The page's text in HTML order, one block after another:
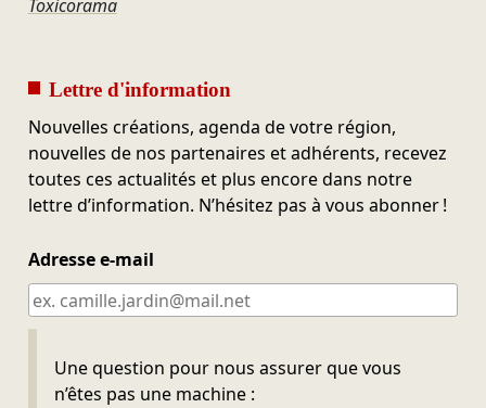
Toxicorama
Lettre d'information
Nouvelles créations, agenda de votre région,
nouvelles de nos partenaires et adhérents, recevez
toutes ces actualités et plus encore dans notre
lettre d’information. N’hésitez pas à vous abonner !
Adresse e-mail
Une question pour nous assurer que vous
n’êtes pas une machine :
Ne pas remplir